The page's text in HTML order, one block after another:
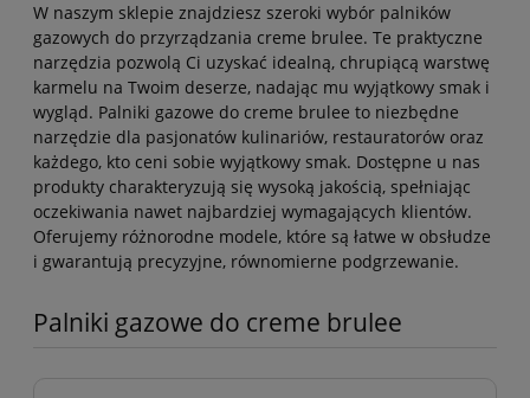
W naszym sklepie znajdziesz szeroki wybór palników
gazowych do przyrządzania creme brulee. Te praktyczne
narzędzia pozwolą Ci uzyskać idealną, chrupiącą warstwę
karmelu na Twoim deserze, nadając mu wyjątkowy smak i
wygląd. Palniki gazowe do creme brulee to niezbędne
narzędzie dla pasjonatów kulinariów, restauratorów oraz
każdego, kto ceni sobie wyjątkowy smak. Dostępne u nas
produkty charakteryzują się wysoką jakością, spełniając
oczekiwania nawet najbardziej wymagających klientów.
Oferujemy różnorodne modele, które są łatwe w obsłudze
i gwarantują precyzyjne, równomierne podgrzewanie.
Palniki gazowe do creme brulee